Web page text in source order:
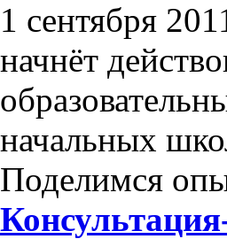
1 сентября
начнёт
начальных
Поделимся